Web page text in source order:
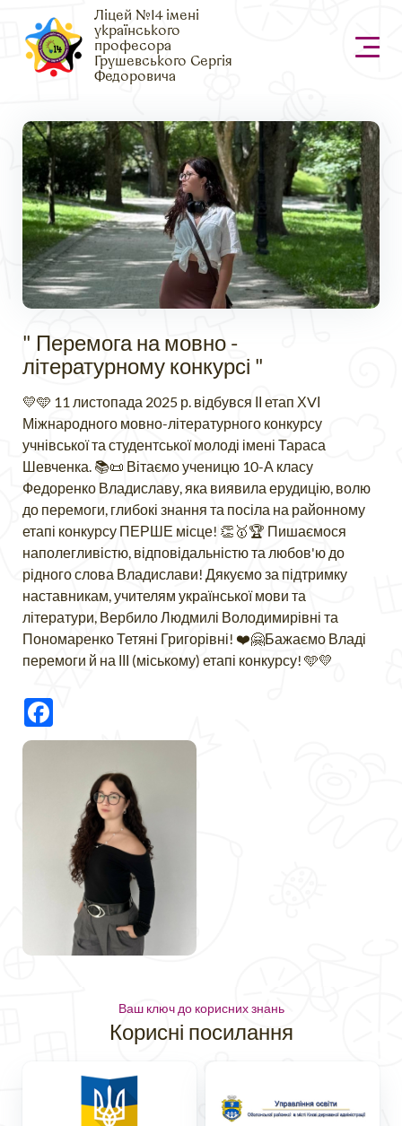
Ліцей №14 імені
українського
професора
Грушевського Сергія
Федоровича
" Перемога на мовно -
літературному конкурсі "
💛🩵 11 листопада 2025 р. відбувся ІІ етап ХVІ
Міжнародного мовно-літературного конкурсу
учнівської та студентської молоді імені Тараса
Шевченка. 📚📜 Вітаємо ученицю 10-А класу
Федоренко Владиславу, яка виявила ерудицію, волю
до перемоги, глибокі знання та посіла на районному
етапі конкурсу ПЕРШЕ місце! 👏🥇🏆 Пишаємося
наполегливістю, відповідальністю та любов'ю до
рідного слова Владислави! Дякуємо за підтримку
наставникам, учителям української мови та
літератури, Вербило Людмилі Володимирівні та
Пономаренко Тетяні Григорівні! ❤️🤗Бажаємо Владі
перемоги й на ІІІ (міському) етапі конкурсу! 🩵💛
Ваш ключ до корисних знань
Корисні посилання